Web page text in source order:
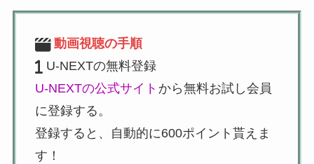
動画視聴の手順
U-NEXTの無料登録
U-NEXTの公式サイト から無料お試し会員
に登録する。
登録すると、自動的に600ポイント貰えま
す！